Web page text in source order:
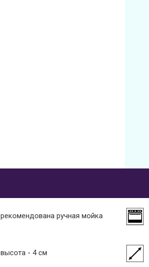
рекомендована ручная мойка
высота - 4 см